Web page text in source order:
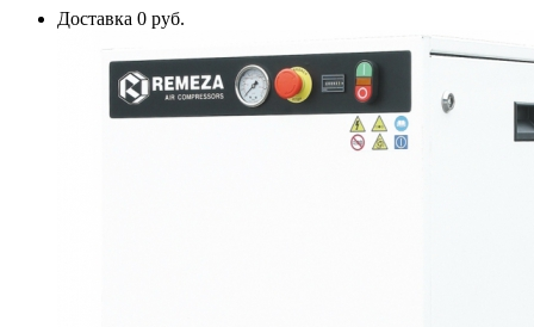
Доставка 0 руб.